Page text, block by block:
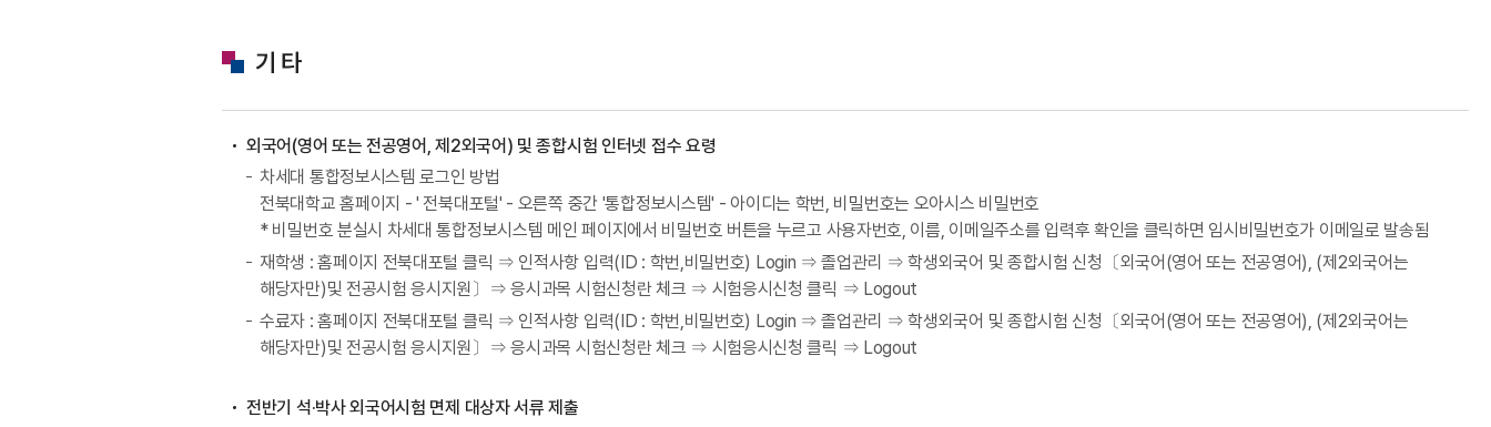
기 타
외국어(영어 또는 전공영어, 제2외국어) 및 종합시험 인터넷 접수 요령
차세대 통합정보시스템 로그인 방법
전북대학교 홈페이지 - ' 전북대포털' - 오른쪽 중간 '통합정보시스템' - 아이디는 학번, 비밀번호는 오아시스 비밀번호
* 비밀번호 분실시 차세대 통합정보시스템 메인 페이지에서 비밀번호 버튼을 누르고 사용자번호, 이름, 이메일주소를 입력후 확인을 클릭하면 임시비밀번호가 이메일로 발송됨
재학생 : 홈페이지 전북대포털 클릭 ⇒ 인적사항 입력(ID : 학번,비밀번호) Login ⇒ 졸업관리 ⇒ 학생외국어 및 종합시험 신청〔외국어(영어 또는 전공영어), (제2외국어는
해당자만)및 전공시험 응시지원〕⇒ 응시과목 시험신청란 체크 ⇒ 시험응시신청 클릭 ⇒ Logout
수료자 : 홈페이지 전북대포털 클릭 ⇒ 인적사항 입력(ID : 학번,비밀번호) Login ⇒ 졸업관리 ⇒ 학생외국어 및 종합시험 신청〔외국어(영어 또는 전공영어), (제2외국어는
해당자만)및 전공시험 응시지원〕⇒ 응시과목 시험신청란 체크 ⇒ 시험응시신청 클릭 ⇒ Logout
전반기 석·박사 외국어시험 면제 대상자 서류 제출